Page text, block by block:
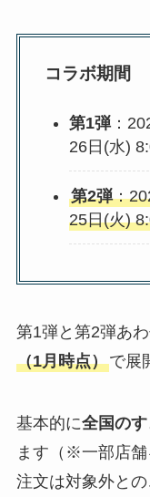
コラボ期間
第1弾：
26日(水)
第2弾：
25日(火)
第1弾と第2弾あ
（1月時点）で展
基本的に全国の
ます​（※一部店舗
注文は対象外との